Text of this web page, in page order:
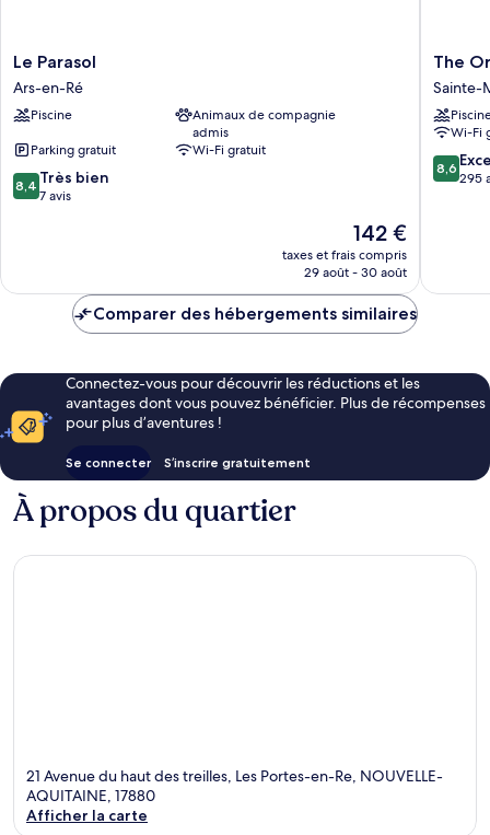
Le
Parasol
Ars-
en-
Le Parasol
Ars-en-Ré
Piscine
Animaux de compagnie
admis
Parking gratuit
Wi-Fi gratuit
8.4
sur
8,4 Très bien
7 avis
Le
nouveau
prix
de
142 €
taxes et frais compris
29 août - 30 août
The
Hôtel
de
Ré
Sainte-
The
Sainte-
Wi-Fi
8.6
sur
8,6
295
Comparer des hébergements similaires
Connectez-vous pour découvrir les réductions et les
avantages dont vous pouvez bénéficier. Plus de récompenses
pour plus d’aventures !
Se connecter S’inscrire gratuitement
À propos du quartier
21 Avenue du haut des treilles, Les Portes-en-Re, NOUVELLE-
AQUITAINE, 17880
Afficher la carte